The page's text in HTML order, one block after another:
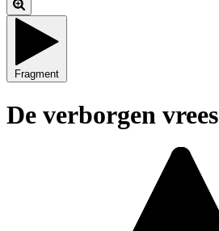
Fragment
De verborgen vrees